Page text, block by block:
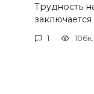
Трудность
заключается
1 106к.